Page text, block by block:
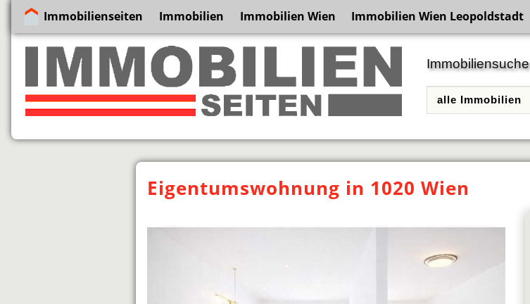
Immobilienseiten Immobilien Immobilien Wien Immobilien Wien Leopoldstadt
Immobiliensuche
Eigentumswohnung in 1020 Wien